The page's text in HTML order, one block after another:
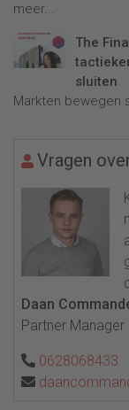
meer...
The
sluiten
Markten bewegen
Vragen
Daan
Partner Manager
0628068433